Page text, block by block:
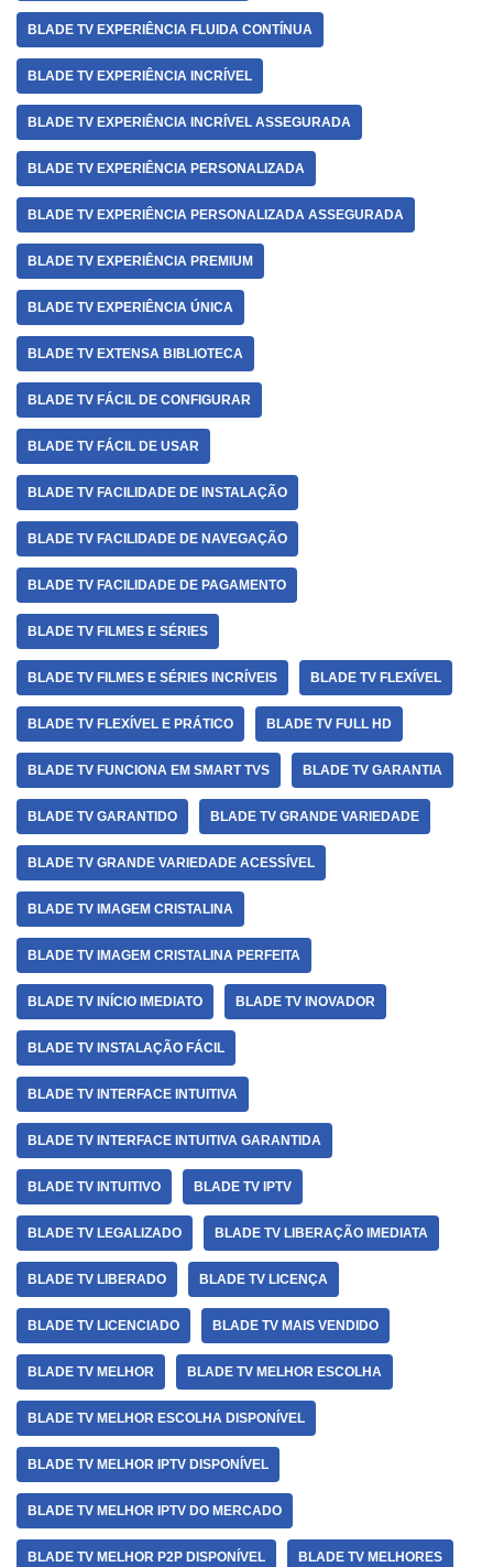
BLADE TV EXPERIÊNCIA FLUIDA CONTÍNUA
BLADE TV EXPERIÊNCIA INCRÍVEL
BLADE TV EXPERIÊNCIA INCRÍVEL ASSEGURADA
BLADE TV EXPERIÊNCIA PERSONALIZADA
BLADE TV EXPERIÊNCIA PERSONALIZADA ASSEGURADA
BLADE TV EXPERIÊNCIA PREMIUM
BLADE TV EXPERIÊNCIA ÚNICA
BLADE TV EXTENSA BIBLIOTECA
BLADE TV FÁCIL DE CONFIGURAR
BLADE TV FÁCIL DE USAR
BLADE TV FACILIDADE DE INSTALAÇÃO
BLADE TV FACILIDADE DE NAVEGAÇÃO
BLADE TV FACILIDADE DE PAGAMENTO
BLADE TV FILMES E SÉRIES
BLADE TV FILMES E SÉRIES INCRÍVEIS BLADE TV FLEXÍVEL
BLADE TV FLEXÍVEL E PRÁTICO BLADE TV FULL HD
BLADE TV FUNCIONA EM SMART TVS BLADE TV GARANTIA
BLADE TV GARANTIDO BLADE TV GRANDE VARIEDADE
BLADE TV GRANDE VARIEDADE ACESSÍVEL
BLADE TV IMAGEM CRISTALINA
BLADE TV IMAGEM CRISTALINA PERFEITA
BLADE TV INÍCIO IMEDIATO BLADE TV INOVADOR
BLADE TV INSTALAÇÃO FÁCIL
BLADE TV INTERFACE INTUITIVA
BLADE TV INTERFACE INTUITIVA GARANTIDA
BLADE TV INTUITIVO BLADE TV IPTV
BLADE TV LEGALIZADO BLADE TV LIBERAÇÃO IMEDIATA
BLADE TV LIBERADO BLADE TV LICENÇA
BLADE TV LICENCIADO BLADE TV MAIS VENDIDO
BLADE TV MELHOR BLADE TV MELHOR ESCOLHA
BLADE TV MELHOR ESCOLHA DISPONÍVEL
BLADE TV MELHOR IPTV DISPONÍVEL
BLADE TV MELHOR IPTV DO MERCADO
BLADE TV MELHOR P2P DISPONÍVEL BLADE TV MELHORES